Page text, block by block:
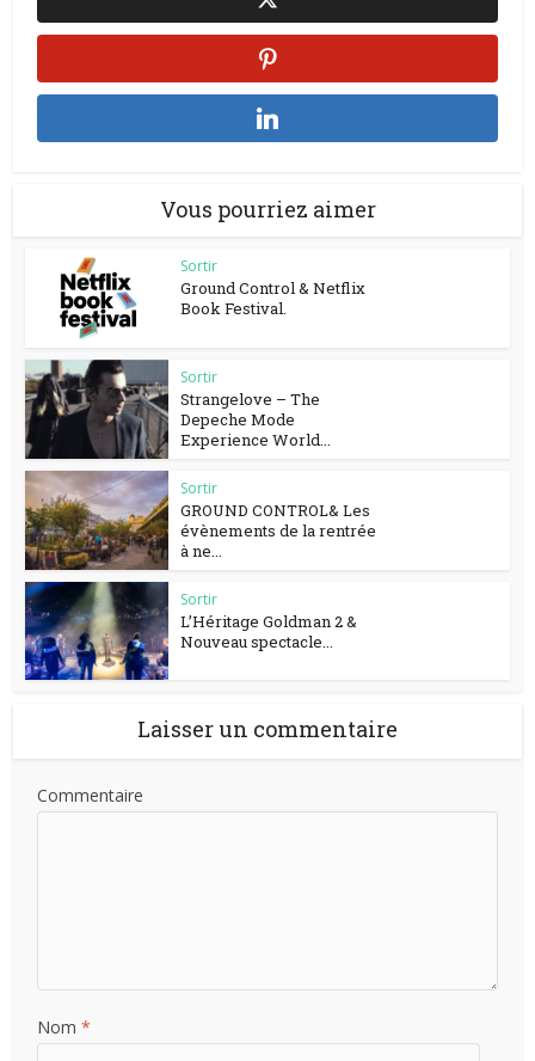
Vous pourriez aimer
Sortir
Ground Control & Netflix
Book Festival.
Sortir
Strangelove – The
Depeche Mode
Experience World...
Sortir
GROUND CONTROL& Les
évènements de la rentrée
à ne...
Sortir
L’Héritage Goldman 2 &
Nouveau spectacle...
Laisser un commentaire
Commentaire
Nom*